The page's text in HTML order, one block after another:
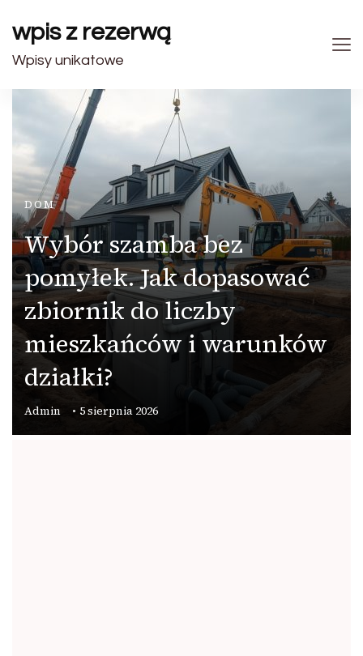
wpis z rezerwą
Wpisy unikatowe
DOM
Wybór szamba bez
pomyłek. Jak dopasować
zbiornik do liczby
mieszkańców i warunków
działki?
Admin 5 sierpnia 2026